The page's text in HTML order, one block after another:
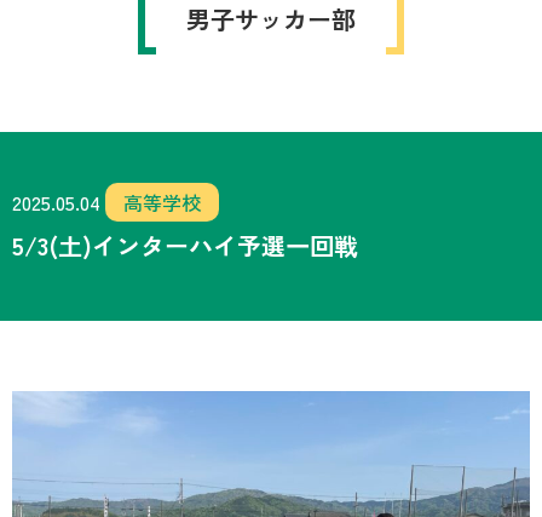
中学校部活TOP男子サッカー部
2025.05.04 高等学校
5/3(土)インターハイ予選一回戦